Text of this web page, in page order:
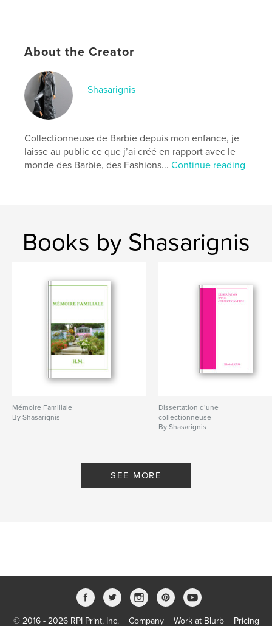
ISBN
Publish Date:
May 18, 2026
Language
French
Keywords
administration , remboursement , refund
About the Creator
Shasarignis
Collectionneuse de Barbie depuis mon enfance, je
laisse au public ce que j’ai créé en rapport avec le
monde des Barbie, des Fashions...Continue reading
Books by Shasarignis
Mémoire Familiale
By Shasarignis
Dissertation d’une
collectionneuse
By Shasarignis
SEE MORE
© 2016 - 2026 RPI Print, Inc. Company Work at Blurb Pricing